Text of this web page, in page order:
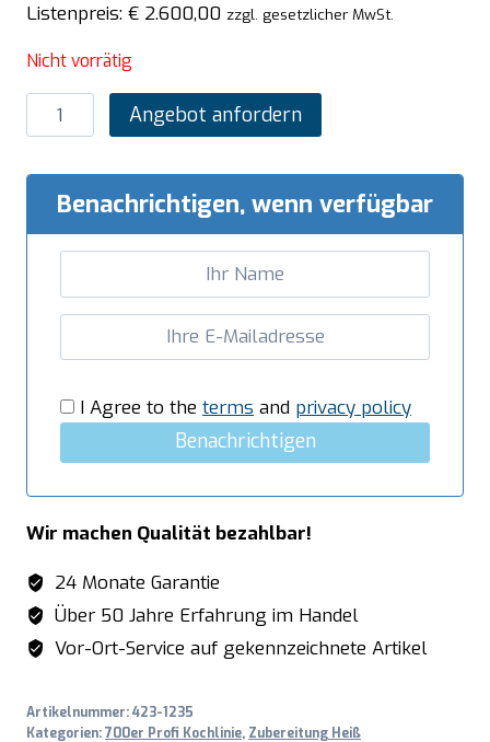
Listenpreis: € 2.600,00 zzgl. gesetzlicher MwSt.
Nicht vorrätig
SARO
Elektro-
Unterbau,
E7/KTE1BAL
Angebot anfordern
Benachrichtigen, wenn verfügbar
I Agree to the terms and privacy policy
Benachrichtigen
Wir machen Qualität bezahlbar!
24 Monate Garantie
Über 50 Jahre Erfahrung im Handel
Vor-Ort-Service auf gekennzeichnete Artikel
Artikelnummer:423-1235
Kategorien:700er Profi Kochlinie, Zubereitung Heiß